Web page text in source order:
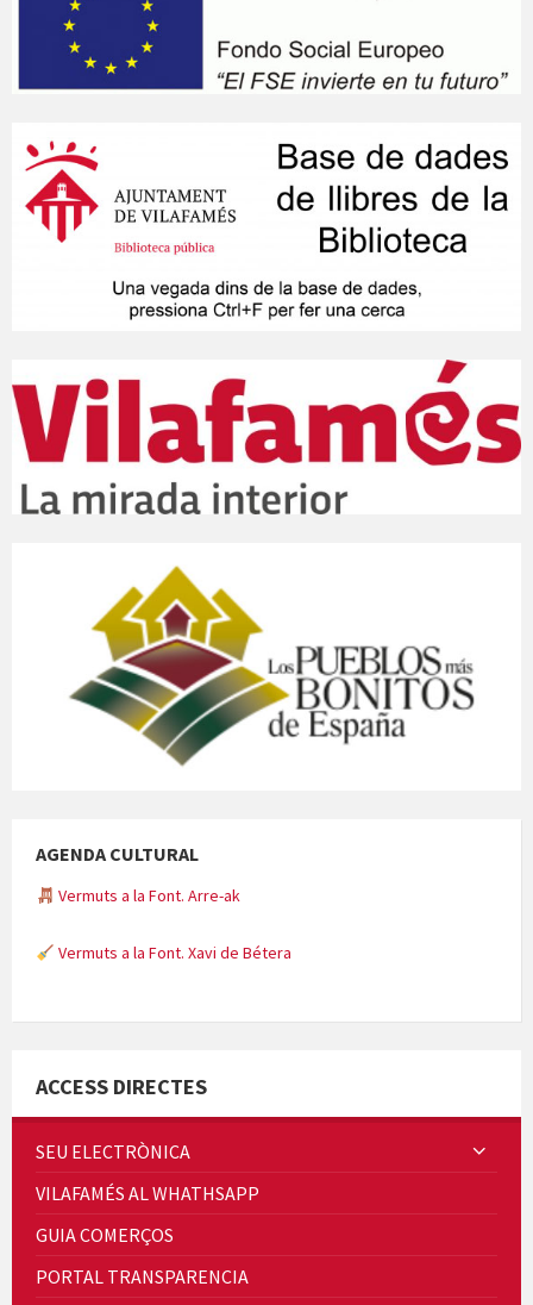
AGENDA CULTURAL
Vermuts a la Font. Arre-ak
Vermuts a la Font. Xavi de Bétera
Quintà Culroja
ACCESS DIRECTES
SEU ELECTRÒNICA
VILAFAMÉS AL WHATHSAPP
GUIA COMERÇOS
PORTAL TRANSPARENCIA